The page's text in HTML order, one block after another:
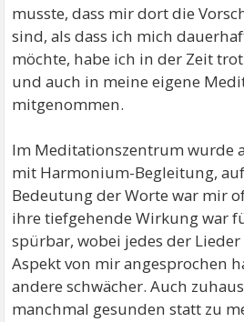
musste, dass mir dort die
sind, als dass ich mich
möchte, habe ich in der Zeit
und auch in meine eigene
mitgenommen.
Im Meditationszentrum wurde
mit Harmonium-Begleitung,
Bedeutung der Worte war mir
ihre tiefgehende Wirkung war
spürbar, wobei jedes der
Aspekt von mir angesprochen
andere schwächer. Auch
manchmal gesunden statt zu